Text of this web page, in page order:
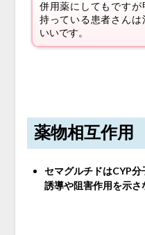
併用薬にしてもですが
持っている患者さんは
いいです。
薬物相互作用
セマグルチドはCYP
誘導や阻害作用を示さ